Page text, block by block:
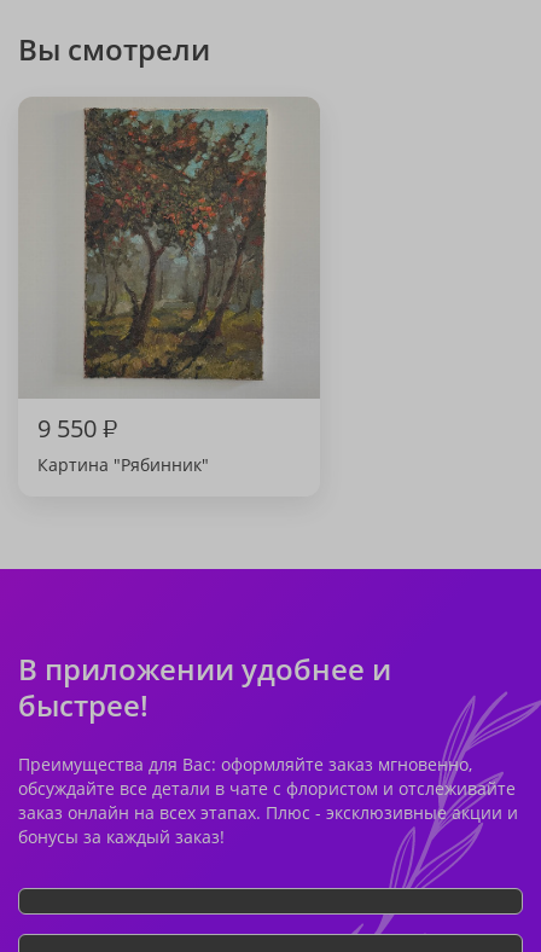
Вы смотрели
9 550₽
Картина "Рябинник"
В приложении удобнее и
быстрее!
Преимущества для Вас: оформляйте заказ мгновенно,
обсуждайте все детали в чате с флористом и отслеживайте
заказ онлайн на всех этапах. Плюс - эксклюзивные акции и
бонусы за каждый заказ!